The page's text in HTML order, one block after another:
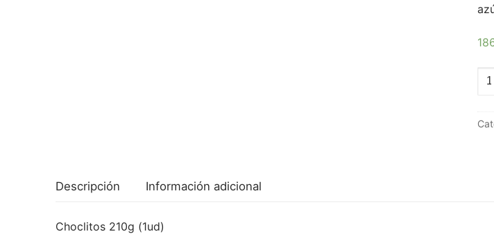
Descripción Información adicional
Choclitos 210g (1ud)